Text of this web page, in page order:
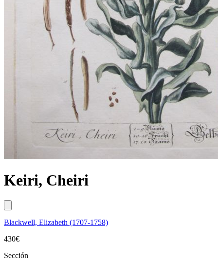
Keiri, Cheiri
Blackwell, Elizabeth (1707-1758)
430€
Sección